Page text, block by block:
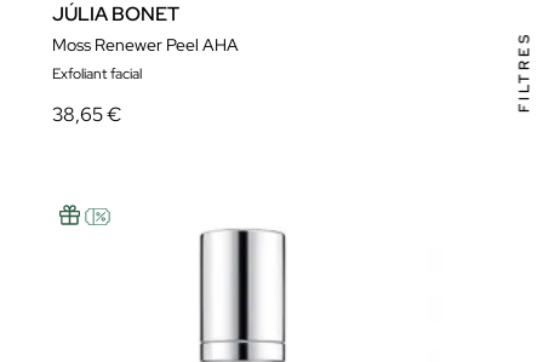
JÚLIA BONET
Moss Renewer Peel AHA
Exfoliant facial
38,65 €
FILTRES